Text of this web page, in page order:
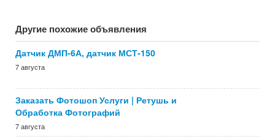
Другие похожие объявления
Датчик ДМП-6А, датчик МСТ-150
7 августа
Заказать Фотошоп Услуги | Ретушь и
Обработка Фотографий
7 августа